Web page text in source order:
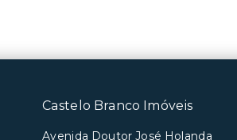
Castelo Branco Imóveis
Avenida Doutor José Holanda